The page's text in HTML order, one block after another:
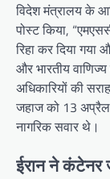
विदेश मंत्रालय के
पोस्ट किया,
रिहा कर दिया
और भारतीय
अधिकारियों की
जहाज को 13 अप्रैल
नागरिक सवार थे।
ईरान ने कंटेनर